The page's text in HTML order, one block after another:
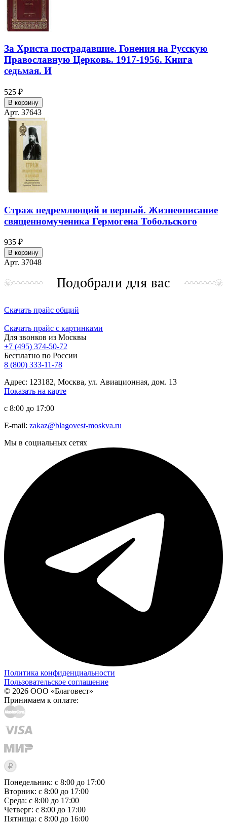
За Христа пострадавшие. Гонения на Русскую
Православную Церковь. 1917-1956. Книга
седьмая. И
525 ₽
В корзину
Арт. 37643
Страж недремлющий и верный. Жизнеописание
священномученика Гермогена Тобольского
935 ₽
В корзину
Арт. 37048
Подобрали для вас
Скачать прайс общий
Скачать прайс с картинками
Для звонков из Москвы
+7 (495) 374-50-72
Бесплатно по России
8 (800) 333-11-78
Адрес: 123182, Москва, ул. Авиационная, дом. 13
Показать на карте
с 8:00 до 17:00
E-mail: zakaz@blagovest-moskva.ru
Мы в социальных сетях
Политика конфиденциальности
Пользовательское соглашение
© 2026 ООО «Благовест»
Принимаем к оплате:
Понедельник: с 8:00 до 17:00
Вторник: с 8:00 до 17:00
Среда: с 8:00 до 17:00
Четверг: с 8:00 до 17:00
Пятница: с 8:00 до 16:00